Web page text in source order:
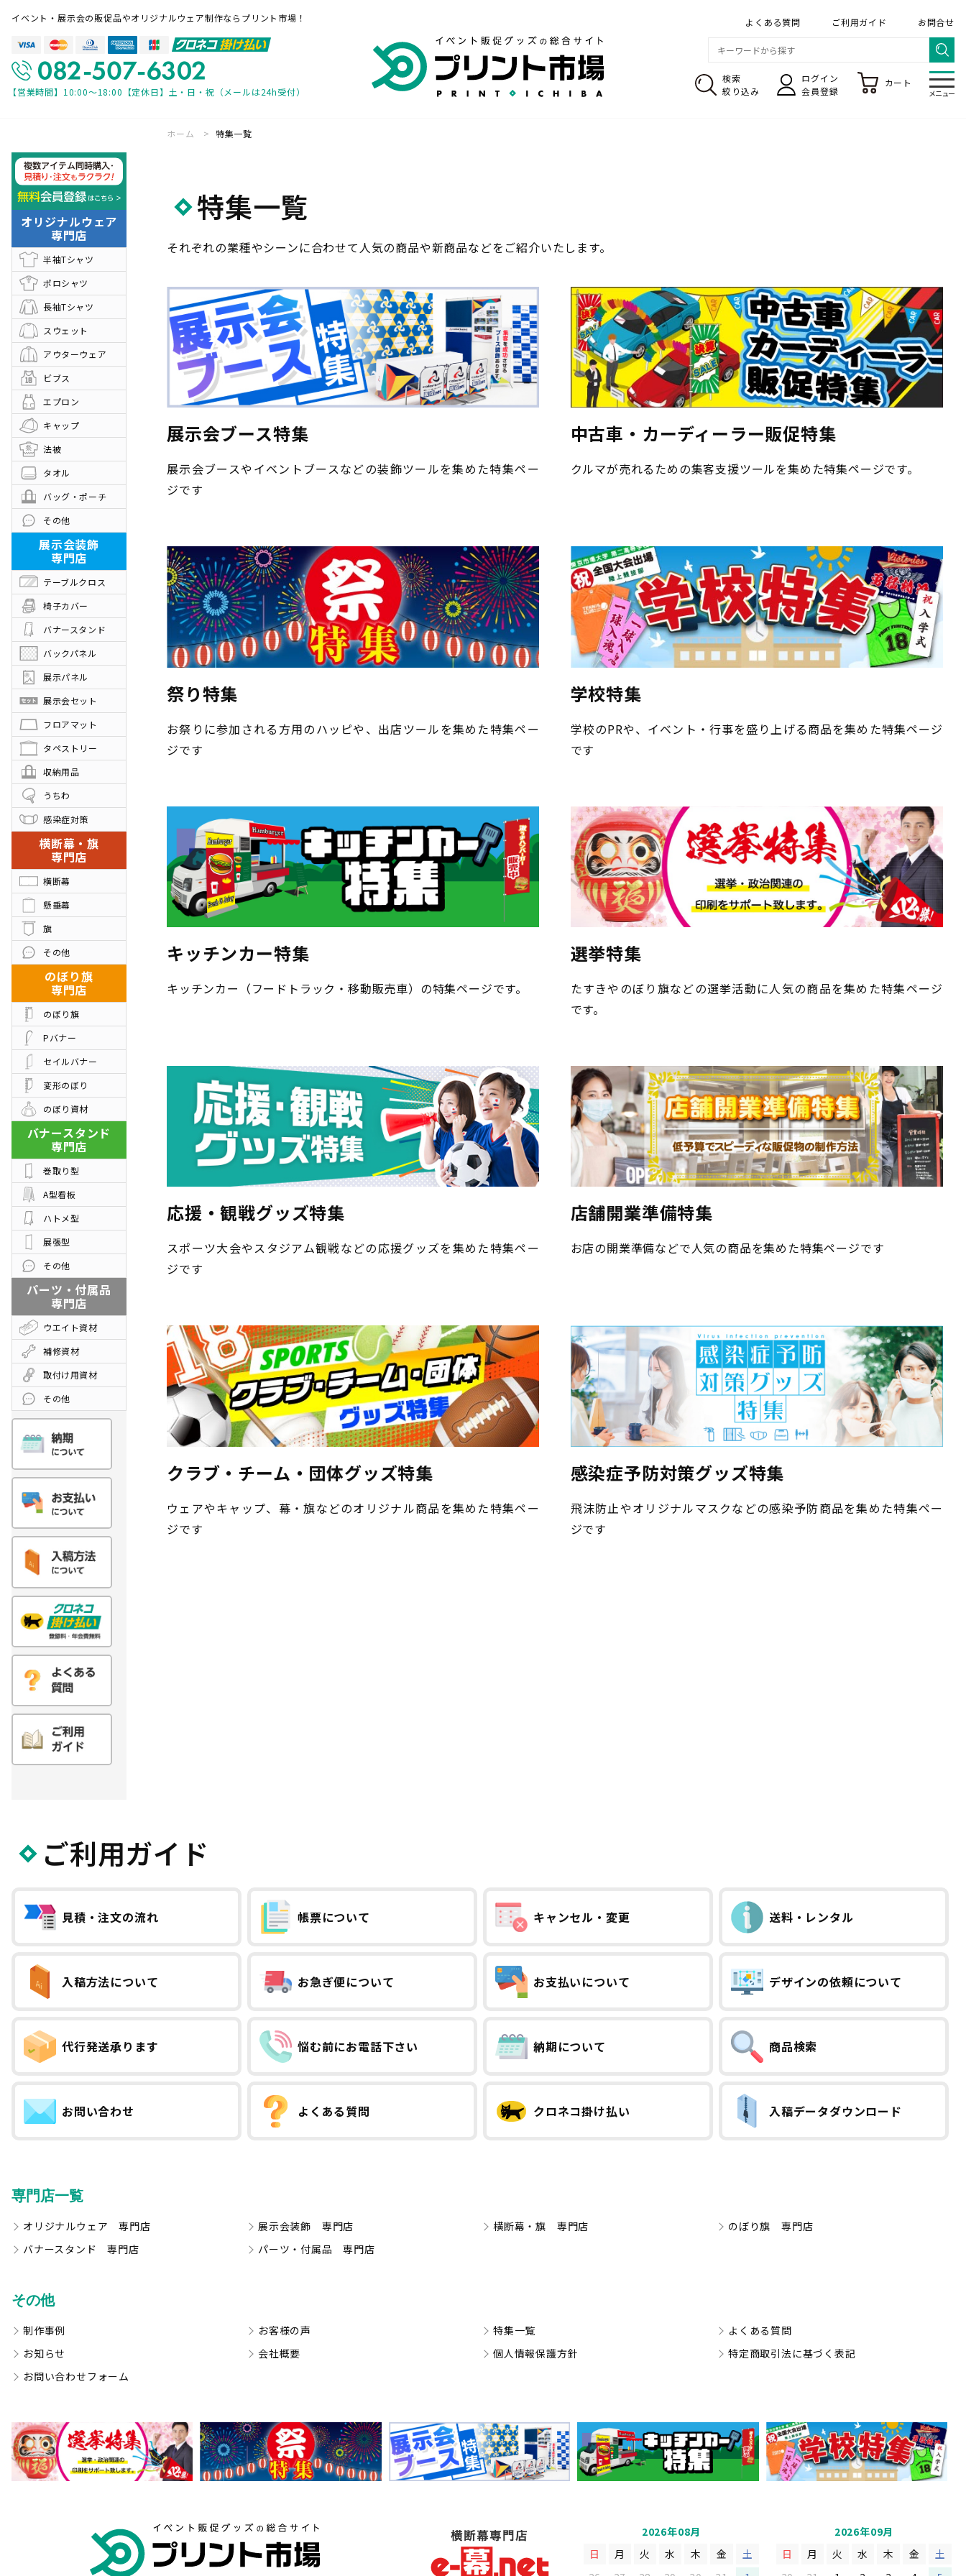
イベント・展示会の販促品やオリジナルウェア制作ならプリント市場！
【営業時間】10:00～18:00【定休日】土・日・祝（メールは24h受付）
よくある質問 ご利用ガイド お問合せ
検索
絞り込み
ログイン
会員登録
カート
メニ
メニュー
専門店一覧
オリジナルウェア 専門店
バナースタンド 専門店
パーツ・付属品 専門店
ご利用ガイド
見積・注文の流れ 帳票について キャンセル・変更
送料・レンタル
入稿方法について
お急ぎ便について お支払いについて
デザインの依頼について
代行発送承ります
悩む前にお電話下さい 納期について
商品検索
お問い合わせ
入稿データダウンロード クロネコ掛け払い
その他
制作事例 お客様の声
よくある質問
お知らせ
会社概要 個人情報保護方針
特定商取引法に基づく表記
お問い合わせフォーム
オリジナルウェア
専門店
半袖Tシャツ
ポロシャツ
長袖Tシャツ
スウェット
アウターウェア
ビブス
エプロン
キャップ
法被
タオル
バッグ・ポーチ
その他
展示会装飾
専門店
テーブルクロス
椅子カバー
バナースタンド
バックパネル
展示パネル
展示会セット
フロアマット
タペストリー
収納用品
うちわ
感染症対策
横断幕・旗
専門店
横断幕
懸垂幕
旗
その他
のぼり旗
専門店
のぼり旗
Pバナー
セイルバナー
変形のぼり
のぼり資材
バナースタンド
専門店
巻取り型
A型看板
ハトメ型
展張型
その他
パーツ・付属品
専門店
ウエイト資材
補修資材
取付け用資材
その他
ホーム 特集一覧
特集一覧
それぞれの業種やシーンに合わせて人気の商品や新商品などをご紹介いたします。
展示会ブース特集
展示会ブースやイベントブースなどの装飾ツールを集めた特集ペー
ジです
中古車・カーディーラー販促特集
クルマが売れるための集客支援ツールを集めた特集ページです。
祭り特集
お祭りに参加される方用のハッピや、出店ツールを集めた特集ペー
ジです
学校特集
学校のPRや、イベント・行事を盛り上げる商品を集めた特集ページ
です
キッチンカー特集
キッチンカー（フードトラック・移動販売車）の特集ページです。
選挙特集
たすきやのぼり旗などの選挙活動に人気の商品を集めた特集ページ
です。
応援・観戦グッズ特集
スポーツ大会やスタジアム観戦などの応援グッズを集めた特集ペー
ジです
店舗開業準備特集
お店の開業準備などで人気の商品を集めた特集ページです
クラブ・チーム・団体グッズ特集
ウェアやキャップ、幕・旗などのオリジナル商品を集めた特集ペー
ジです
感染症予防対策グッズ特集
飛沫防止やオリジナルマスクなどの感染予防商品を集めた特集ペー
ジです
ご利用ガイド
見積・注文の流れ 帳票について キャンセル・変更 送料・レンタル
入稿方法について お急ぎ便について お支払いについて デザインの依頼について
代行発送承ります 悩む前にお電話下さい 納期について 商品検索
お問い合わせ よくある質問 クロネコ掛け払い 入稿データダウンロード
専門店一覧
オリジナルウェア 専門店 展示会装飾 専門店 横断幕・旗 専門店
のぼり旗 専門店
バナースタンド 専門店
パーツ・付属品 専門店
その他
制作事例 お客様の声 特集一覧
よくある質問
お知らせ
会社概要 個人情報保護方針
特定商取引法に基づく表記
お問い合わせフォーム
2026年08月
日
月 火 水 木 金
土
2026年09月
日
月 火 水 木 金
土